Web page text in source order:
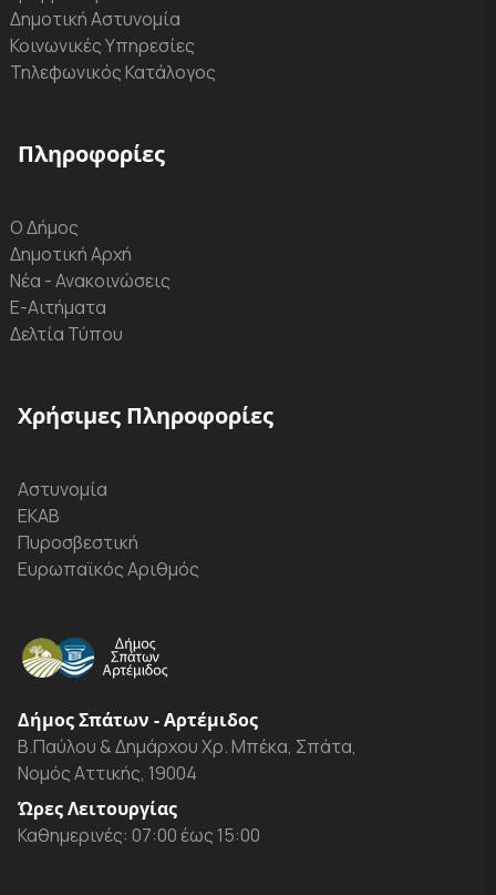
Δημοτική Αστυνομία
Κοινωνικές Υπηρεσίες
Τηλεφωνικός Κατάλογος
Πληροφορίες
Ο Δήμος
Δημοτική Αρχή
Νέα - Ανακοινώσεις
Ε-Αιτήματα
Δελτία Τύπου
Χρήσιμες Πληροφορίες
Αστυνομία
ΕΚΑΒ
Πυροσβεστική
Ευρωπαϊκός Αριθμός
Δήμος Σπάτων - Αρτέμιδος
Β.Παύλου & Δημάρχου Χρ. Μπέκα, Σπάτα,
Νομός Αττικής, 19004
Ώρες Λειτουργίας
Καθημερινές: 07:00 έως 15:00